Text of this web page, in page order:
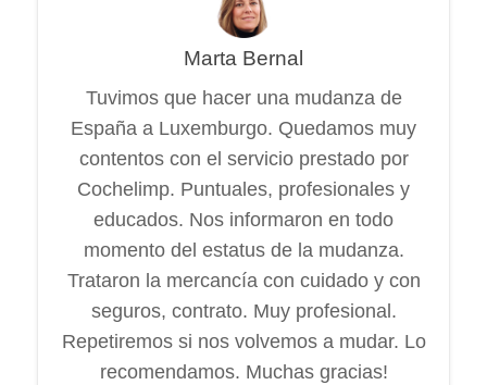
Marta Bernal
Tuvimos que hacer una mudanza de
España a Luxemburgo. Quedamos muy
contentos con el servicio prestado por
Cochelimp. Puntuales, profesionales y
educados. Nos informaron en todo
momento del estatus de la mudanza.
Trataron la mercancía con cuidado y con
seguros, contrato. Muy profesional.
Repetiremos si nos volvemos a mudar. Lo
recomendamos. Muchas gracias!